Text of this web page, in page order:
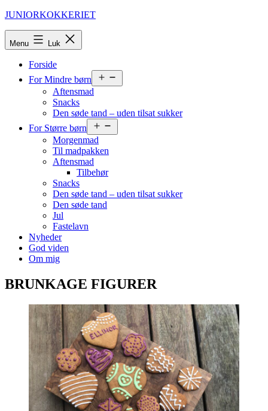
Fortsæt
JUNIORKOKKERIET
Menu Luk
Forside
For Mindre børn
menu
Aftensmad
Snacks
Den søde tand – uden tilsat sukker
For Større børn
menu
Morgenmad
Til madpakken
Aftensmad
Tilbehør
Snacks
Den søde tand – uden tilsat sukker
Den søde tand
Jul
Fastelavn
Nyheder
God viden
Om mig
BRUNKAGE FIGURER